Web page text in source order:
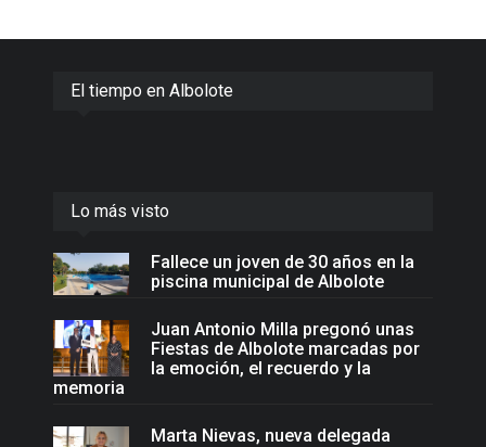
El tiempo en Albolote
Lo más visto
Fallece un joven de 30 años en la
piscina municipal de Albolote
Juan Antonio Milla pregonó unas
Fiestas de Albolote marcadas por
la emoción, el recuerdo y la
memoria
Marta Nievas, nueva delegada